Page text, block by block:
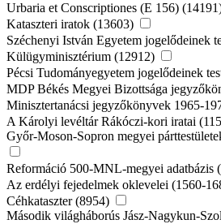
Urbaria et Conscriptiones (E 156)
Kataszteri iratok (13603)
Széchenyi István Egyetem jogelődeinek
Külügyminisztérium (12912)
Pécsi Tudományegyetem jogelődeinek
MDP Békés Megyei Bizottsága
Minisztertanácsi jegyzőkönyvek 1965-
A Károlyi levéltár Rákóczi-kori iratai
Győr-Moson-Sopron megyei
Reformáció 500-MNL-megyei adatbázis
Az erdélyi fejedelmek oklevelei (1560-
Céhkataszter (8954)
Második világháborús Jász-Nagykun-